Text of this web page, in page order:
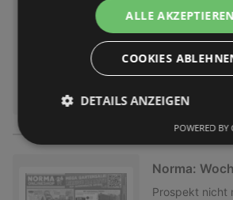
Norma:
Prospekt nicht
ALLE AKZEPTIEREN
COOKIES
DETAILS ANZEIGEN
POWERED BY